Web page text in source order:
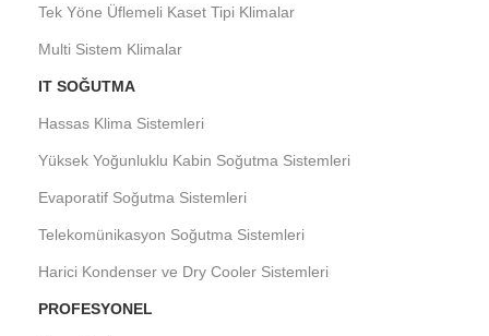
Tek Yöne Üflemeli Kaset Tipi Klimalar
Multi Sistem Klimalar
IT SOĞUTMA
Hassas Klima Sistemleri
Yüksek Yoğunluklu Kabin Soğutma Sistemleri
Evaporatif Soğutma Sistemleri
Telekomünikasyon Soğutma Sistemleri
Harici Kondenser ve Dry Cooler Sistemleri
PROFESYONEL